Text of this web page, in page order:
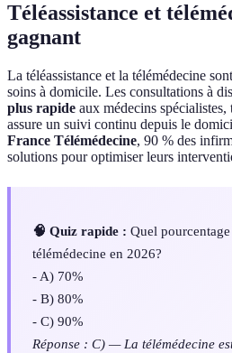
Téléassistance et
gagnant
La téléassistance et la télémédecine
soins à domicile. Les consultations à
plus rapide aux médecins spécialistes,
assure un suivi continu depuis le
France Télémédecine, 90 % des
solutions pour optimiser leurs
🧠 Quiz rapide : Quel
télémédecine en 2026?
- A) 70%
- B) 80%
- C) 90%
Réponse : C) — La télémédecine